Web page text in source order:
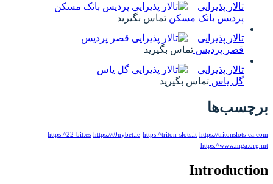
تالار پذیرایی
پردیس بانک مسکن تماس بگیرید
تالار پذیرایی
قصر پردیس تماس بگیرید
تالار پذیرایی
گل یاس تماس بگیرید
برچسب‌ها
https://22-bit.es https://t0nybet.ie https://triton-slots.it https://tritonslots-ca.com
https://www.mga.org.mt
Introduction